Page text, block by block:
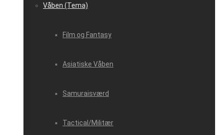
Våben (Tema)
Film og Fantasy
Asiatiske Våben
Samuraisværd
Tactical/Militær